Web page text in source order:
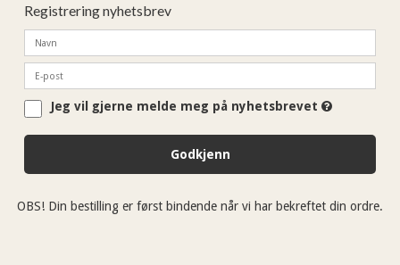
Registrering nyhetsbrev
Jeg vil gjerne melde meg på nyhetsbrevet
Godkjenn
OBS! Din bestilling er først bindende når vi har bekreftet din ordre.